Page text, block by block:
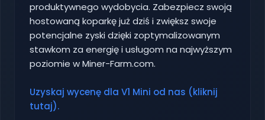
produktywnego wydobycia. Zabezpiecz swoją
hostowaną koparkę już dziś i zwiększ swoje
potencjalne zyski dzięki zoptymalizowanym
stawkom za energię i usługom na najwyższym
poziomie w Miner-Farm.com.
Uzyskaj wycenę dla V1 Mini od nas (kliknij
tutaj).